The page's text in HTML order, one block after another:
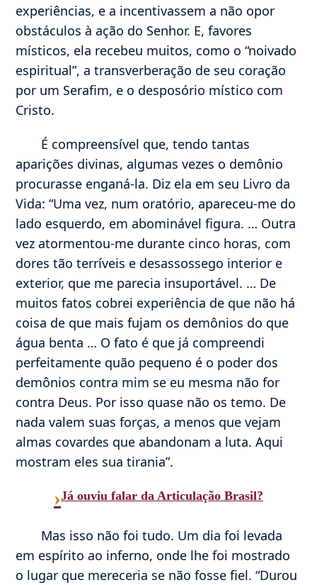
experiências, e a incentivassem a não opor
obstáculos à ação do Senhor. E, favores
místicos, ela recebeu muitos, como o “noivado
espiritual”, a transverberação de seu coração
por um Serafim, e o desposório místico com
Cristo.
É compreensível que, tendo tantas
aparições divinas, algumas vezes o demônio
procurasse enganá-la. Diz ela em seu Livro da
Vida: “Uma vez, num oratório, apareceu-me do
lado esquerdo, em abominável figura. … Outra
vez atormentou-me durante cinco horas, com
dores tão terríveis e desassossego interior e
exterior, que me parecia insuportável. … De
muitos fatos cobrei experiência de que não há
coisa de que mais fujam os demônios do que
água benta … O fato é que já compreendi
perfeitamente quão pequeno é o poder dos
demônios contra mim se eu mesma não for
contra Deus. Por isso quase não os temo. De
nada valem suas forças, a menos que vejam
almas covardes que abandonam a luta. Aqui
mostram eles sua tirania”.
›Já ouviu falar da Articulação Brasil?
Mas isso não foi tudo. Um dia foi levada
em espírito ao inferno, onde lhe foi mostrado
o lugar que mereceria se não fosse fiel. “Durou